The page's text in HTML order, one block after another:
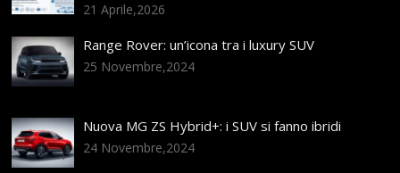
21 Aprile,2026
Range Rover: un’icona tra i luxury SUV
25 Novembre,2024
Nuova MG ZS Hybrid+: i SUV si fanno ibridi
24 Novembre,2024